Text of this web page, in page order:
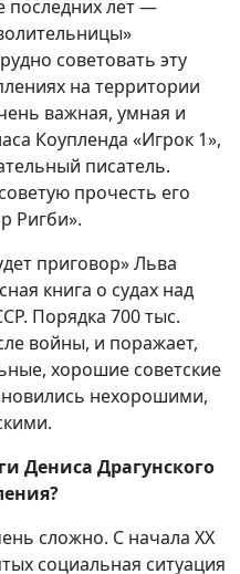
последних лет —
советовать эту
на территории
важная, умная и
Коупленда «Игрок 1»,
писатель.
прочесть его
Ригби».
приговор» Льва
книга о судах над
Порядка 700 тыс.
войны, и поражает,
хорошие советские
нехорошими,
Дениса Драгунского
сложно. С начала XX
социальная ситуация